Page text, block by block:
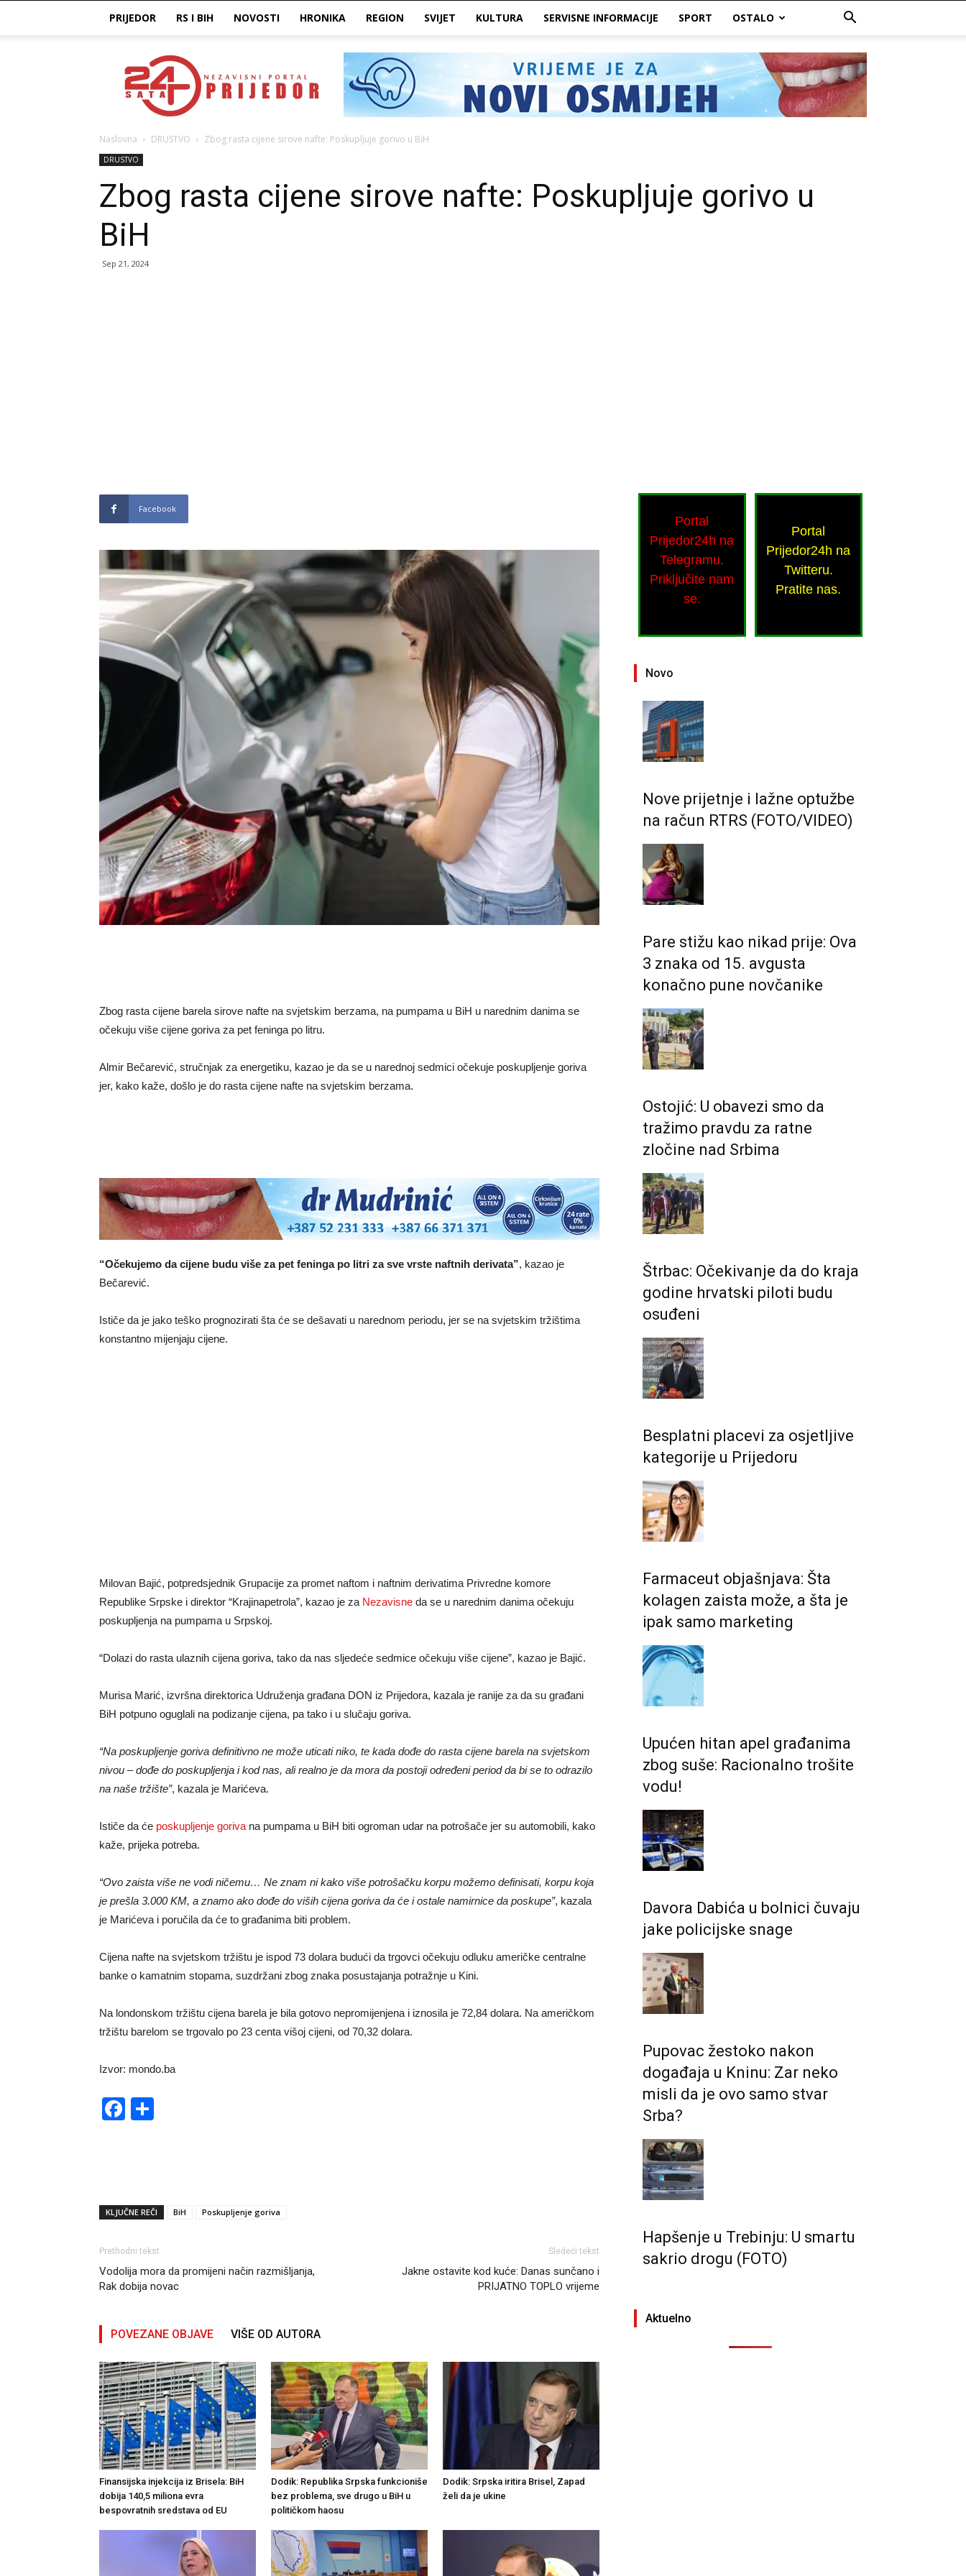
PRIJEDOR RS I BIH NOVOSTI HRONIKA REGION SVIJET KULTURA SERVISNE INFORMACIJE SPORT OSTALO
Prijedor24H
Naslovna DRUSTVO Zbog rasta cijene sirove nafte: Poskupljuje gorivo u BiH
DRUSTVO
Zbog rasta cijene sirove nafte: Poskupljuje gorivo u
BiH
Sep 21, 2024
Facebook
Zbog rasta cijene barela sirove nafte na svjetskim berzama, na pumpama u BiH u narednim danima se
očekuju više cijene goriva za pet feninga po litru.
Almir Bečarević, stručnjak za energetiku, kazao je da se u narednoj sedmici očekuje poskupljenje goriva
jer, kako kaže, došlo je do rasta cijene nafte na svjetskim berzama.
“Očekujemo da cijene budu više za pet feninga po litri za sve vrste naftnih derivata”, kazao je
Bečarević.
Ističe da je jako teško prognozirati šta će se dešavati u narednom periodu, jer se na svjetskim tržištima
konstantno mijenjaju cijene.
Milovan Bajić, potpredsjednik Grupacije za promet naftom i naftnim derivatima Privredne komore
Republike Srpske i direktor “Krajinapetrola”, kazao je za Nezavisne da se u narednim danima očekuju
poskupljenja na pumpama u Srpskoj.
“Dolazi do rasta ulaznih cijena goriva, tako da nas sljedeće sedmice očekuju više cijene”, kazao je Bajić.
Murisa Marić, izvršna direktorica Udruženja građana DON iz Prijedora, kazala je ranije za da su građani
BiH potpuno oguglali na podizanje cijena, pa tako i u slučaju goriva.
“Na poskupljenje goriva definitivno ne može uticati niko, te kada dođe do rasta cijene barela na svjetskom
nivou – dođe do poskupljenja i kod nas, ali realno je da mora da postoji određeni period da bi se to odrazilo
na naše tržište”, kazala je Marićeva.
Ističe da će poskupljenje goriva na pumpama u BiH biti ogroman udar na potrošače jer su automobili, kako
kaže, prijeka potreba.
“Ovo zaista više ne vodi ničemu… Ne znam ni kako više potrošačku korpu možemo definisati, korpu koja
je prešla 3.000 KM, a znamo ako dođe do viših cijena goriva da će i ostale namirnice da poskupe”, kazala
je Marićeva i poručila da će to građanima biti problem.
Cijena nafte na svjetskom tržištu je ispod 73 dolara budući da trgovci očekuju odluku američke centralne
banke o kamatnim stopama, suzdržani zbog znaka posustajanja potražnje u Kini.
Na londonskom tržištu cijena barela je bila gotovo nepromijenjena i iznosila je 72,84 dolara. Na američkom
tržištu barelom se trgovalo po 23 centa višoj cijeni, od 70,32 dolara.
Izvor: mondo.ba
Facebook
KLJUČNE REČI BiH Poskupljenje goriva
Prethodni tekst
Vodolija mora da promijeni način razmišljanja,
Rak dobija novac
Sledeći tekst
Jakne ostavite kod kuće: Danas sunčano i
PRIJATNO TOPLO vrijeme
POVEZANE OBJAVE VIŠE OD AUTORA
Finansijska injekcija iz Brisela: BiH
dobija 140,5 miliona evra
bespovratnih sredstava od EU
Dodik: Republika Srpska funkcioniše
bez problema, sve drugo u BiH u
političkom haosu
Dodik: Srpska iritira Brisel, Zapad
želi da je ukine
Portal
Prijedor24h na
Telegramu.
Priključite nam
se.
Portal
Prijedor24h na
Twitteru.
Pratite nas.
Novo
Nove prijetnje i lažne optužbe
na račun RTRS (FOTO/VIDEO)
Pare stižu kao nikad prije: Ova
3 znaka od 15. avgusta
konačno pune novčanike
Ostojić: U obavezi smo da
tražimo pravdu za ratne
zločine nad Srbima
Štrbac: Očekivanje da do kraja
godine hrvatski piloti budu
osuđeni
Besplatni placevi za osjetljive
kategorije u Prijedoru
Farmaceut objašnjava: Šta
kolagen zaista može, a šta je
ipak samo marketing
Upućen hitan apel građanima
zbog suše: Racionalno trošite
vodu!
Davora Dabića u bolnici čuvaju
jake policijske snage
Pupovac žestoko nakon
događaja u Kninu: Zar neko
misli da je ovo samo stvar
Srba?
Hapšenje u Trebinju: U smartu
sakrio drogu (FOTO)
Aktuelno